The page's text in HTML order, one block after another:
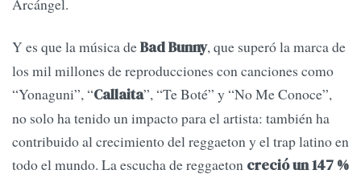
Arcángel.
Y es que la música deBad Bunny, que superó la marca de
los mil millones de reproducciones con canciones como
“Yonaguni”, “Callaita”, “Te Boté” y “No Me Conoce”,
no solo ha tenido un impacto para el artista: también ha
contribuido al crecimiento del reggaeton y el trap latino en
todo el mundo. La escucha de reggaeton creció un 147 %